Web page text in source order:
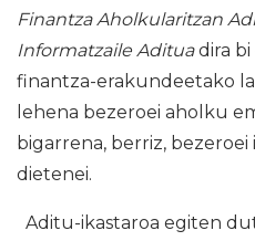
Finantza Aholkularitzan
Informatzaile Adituadira bi
finantza-erakundeetako
lehena bezeroei aholku
bigarrena, berriz,
dietenei.
Aditu-ikastaroa egiten